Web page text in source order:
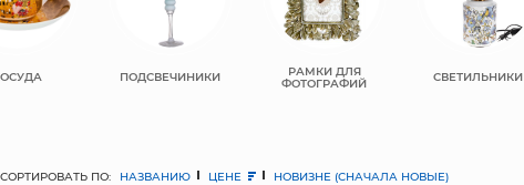
ПОДСВЕЧИНИКИ РАМКИ ДЛЯ
ФОТОГРАФИЙ СВЕТИЛЬНИКИ
СОРТИРОВАТЬ ПО: НАЗВАНИЮ ЦЕНЕ НОВИЗНЕ (СНАЧАЛА НОВЫЕ)